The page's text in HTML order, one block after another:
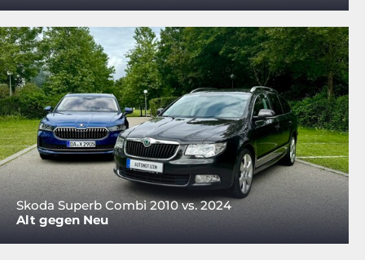
Skoda Superb Combi 2010 vs. 2024
Alt gegen Neu